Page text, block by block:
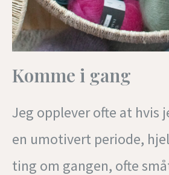
Komme i gang
Jeg opplever ofte at hvis
en umotivert periode,
ting om gangen, ofte